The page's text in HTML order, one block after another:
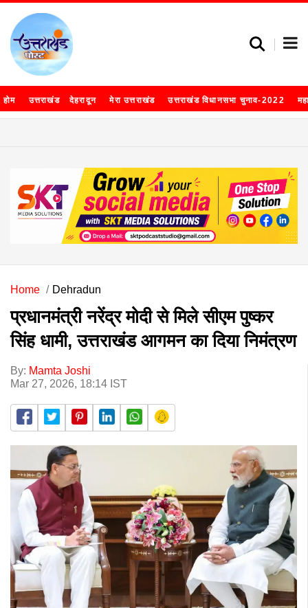
होम उत्तराखंड देहरादून मेरा उत्तराखंड उत्तराखंड विधानसभा चुनाव-2022
Home Dehradun
प्रधानमंत्री नरेंद्र मोदी से मिले सीएम पुष्कर
सिंह धामी, उत्तराखंड आगमन का दिया निमंत्रण
By: Mamta Joshi
Mar 27, 2026, 18:14 IST